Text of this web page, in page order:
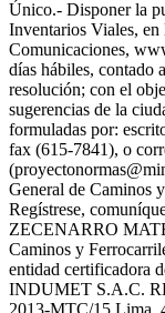
Único.- Disponer la
Inventarios Viales,
Comunicaciones,
días hábiles, contado
resolución; con el
sugerencias de la
formuladas por:
fax (615-7841), o
General de Caminos
Regístrese,
ZECENARRO
Caminos y
entidad certificadora
INDUMET S.A.C.